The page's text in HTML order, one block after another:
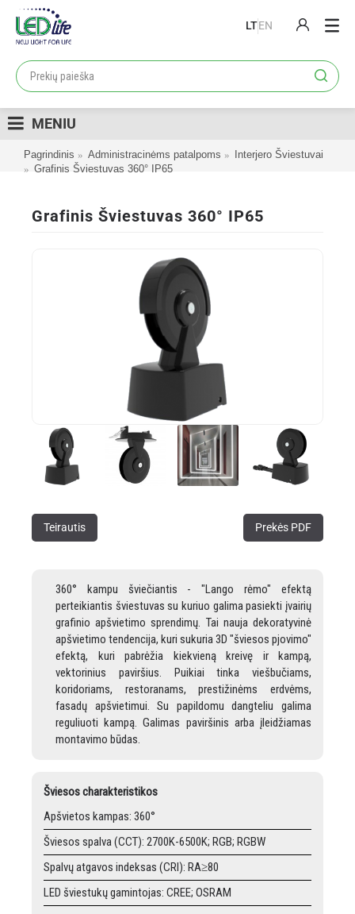
LTEN
PRODUKTAI
LOJALUMO PROGRAMA
KATALOGAI
MENIU
Pagrindinis Administracinėms patalpoms
Interjero Šviestuvai
Grafinis Šviestuvas 360° IP65
Grafinis Šviestuvas 360° IP65
Teirautis Prekės PDF
360° kampu šviečiantis - "Lango rėmo" efektą
perteikiantis šviestuvas su kuriuo galima pasiekti įvairių
grafinio apšvietimo sprendimų. Tai nauja dekoratyvinė
apšvietimo tendencija, kuri sukuria 3D "šviesos pjovimo"
efektą, kuri pabrėžia kiekvieną kreivę ir kampą,
vektorinius paviršius. Puikiai tinka viešbučiams,
koridoriams, restoranams, prestižinėms erdvėms,
fasadų apšvietimui. Su papildomu dangteliu galima
reguliuoti kampą. Galimas paviršinis arba įleidžiamas
montavimo būdas.
Šviesos charakteristikos
Apšvietos kampas: 360°
Šviesos spalva (CCT): 2700K-6500K; RGB; RGBW
Spalvų atgavos indeksas (CRI): RA≥80
LED šviestukų gamintojas: CREE; OSRAM